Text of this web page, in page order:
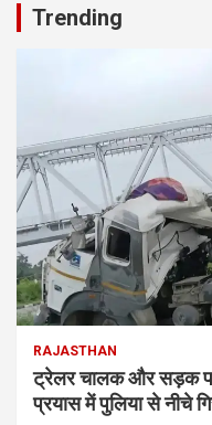
Trending
RAJASTHAN
ट्रेलर चालक और सड़क
प्रयास में पुलिया से नीचे